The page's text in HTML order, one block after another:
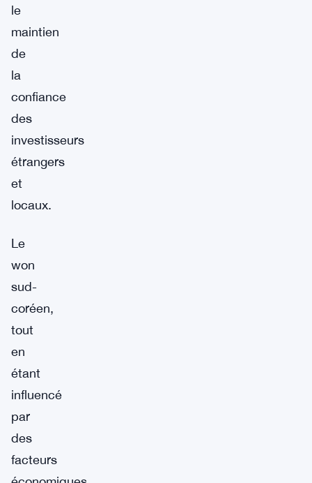
le
maintien
de
la
confiance
des
investisseurs
étrangers
et
locaux.
Le
won
sud-
coréen,
tout
en
étant
influencé
par
des
facteurs